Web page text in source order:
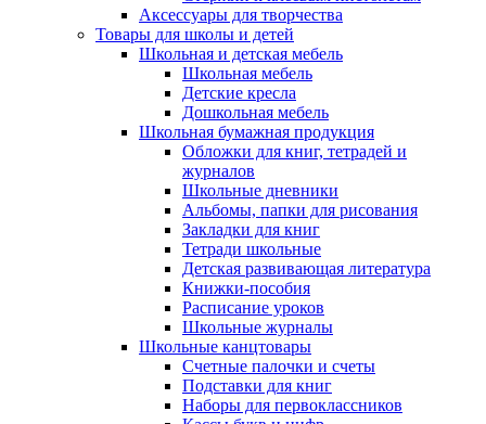
Аксессуары для творчества
Товары для школы и детей
Школьная и детская мебель
Школьная мебель
Детские кресла
Дошкольная мебель
Школьная бумажная продукция
Обложки для книг, тетрадей и
журналов
Школьные дневники
Альбомы, папки для рисования
Закладки для книг
Тетради школьные
Детская развивающая литература
Книжки-пособия
Расписание уроков
Школьные журналы
Школьные канцтовары
Счетные палочки и счеты
Подставки для книг
Наборы для первоклассников